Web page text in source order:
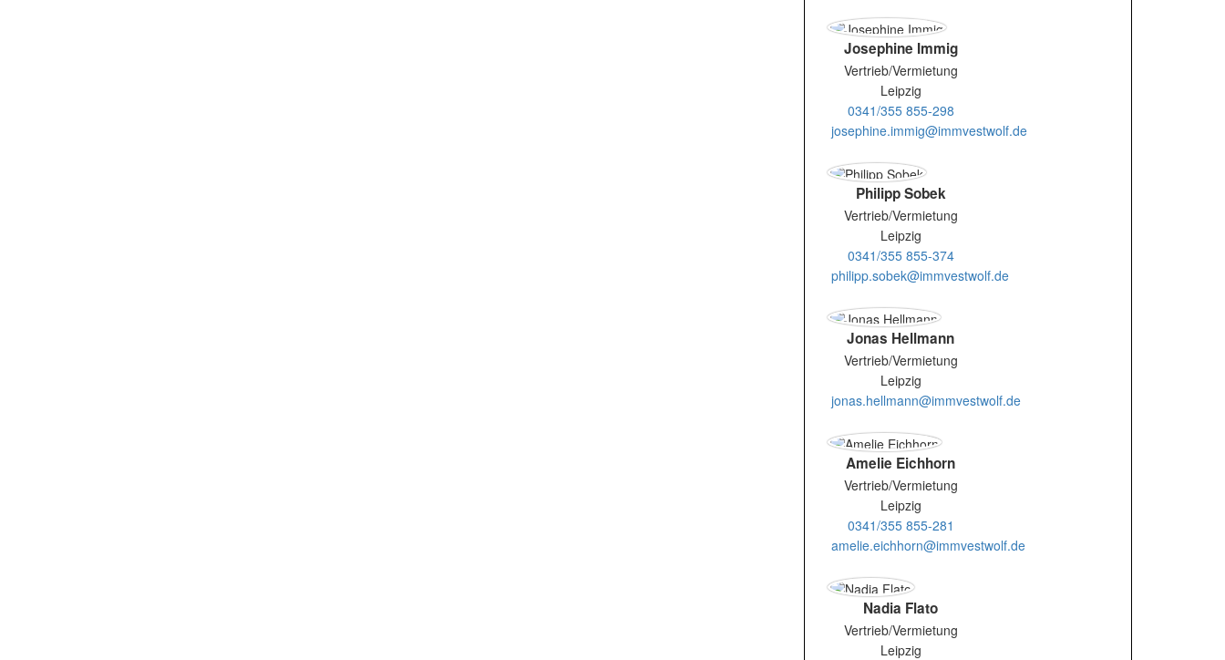
Josephine Immig
Vertrieb/Vermietung
Leipzig
0341/355 855-298
josephine.immig@immvestwolf.de
Philipp Sobek
Vertrieb/Vermietung
Leipzig
0341/355 855-374
philipp.sobek@immvestwolf.de
Jonas Hellmann
Vertrieb/Vermietung
Leipzig
jonas.hellmann@immvestwolf.de
Amelie Eichhorn
Vertrieb/Vermietung
Leipzig
0341/355 855-281
amelie.eichhorn@immvestwolf.de
Nadia Flato
Vertrieb/Vermietung
Leipzig